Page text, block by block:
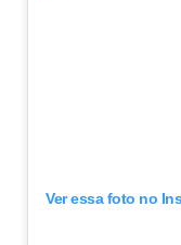
Ver essa foto no